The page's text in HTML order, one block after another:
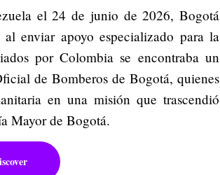
el 24 de junio de 2026, Bogotá
enviar apoyo especializado para la
por Colombia se encontraba un
de Bomberos de Bogotá, quienes
en una misión que trascendió
Mayor de Bogotá.